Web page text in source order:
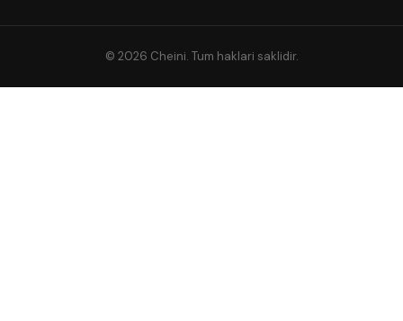
© 2026 Cheini. Tum haklari saklidir.